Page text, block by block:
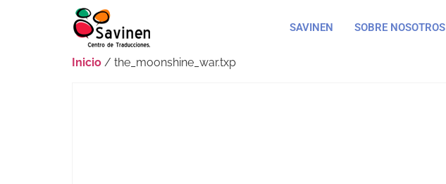
SAVINEN SOBRE NOSOTROS
Inicio / the_moonshine_war.txp